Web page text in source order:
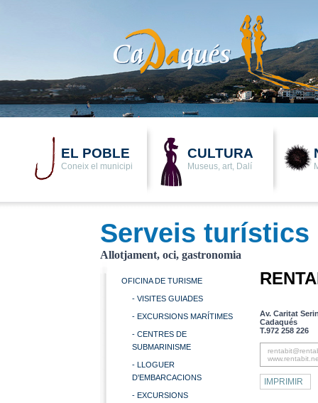
EL POBLE
Coneix el municipi
CULTURA
Museus, art, Dalí
Serveis turístics
Allotjament, oci, gastronomia
OFICINA DE TURISME
- VISITES GUIADES
- EXCURSIONS MARÍTIMES
- CENTRES DE
SUBMARINISME
- LLOGUER
D'EMBARCACIONS
- EXCURSIONS
Av. Caritat
Cadaqués
T.972 258 226
IMPRIMIR